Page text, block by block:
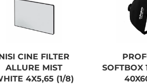
CINE FILTER
ALLURE MIST
4X5,65 (1/8)
SOFTBOX